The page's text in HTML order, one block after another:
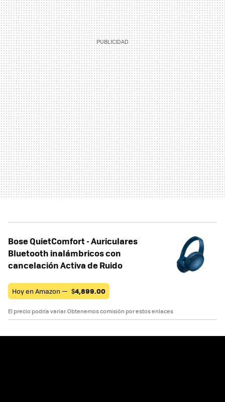
Bose QuietComfort - Auriculares
Bluetooth inalámbricos con
cancelación Activa de Ruido
Hoy en Amazon — $4,899.00
El precio podría variar. Obtenemos comisión por estos enlaces